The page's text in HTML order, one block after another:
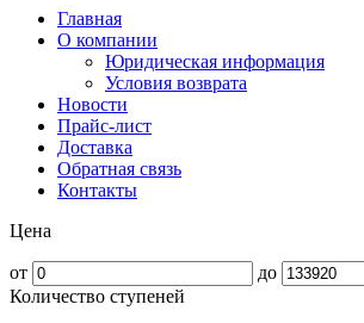
Главная
О компании
Юридическая информация
Условия возврата
Новости
Прайс-лист
Доставка
Обратная связь
Контакты
Цена
от
до
Количество ступеней